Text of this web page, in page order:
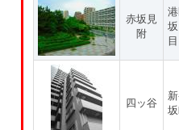
赤坂見
附
目
四ッ谷